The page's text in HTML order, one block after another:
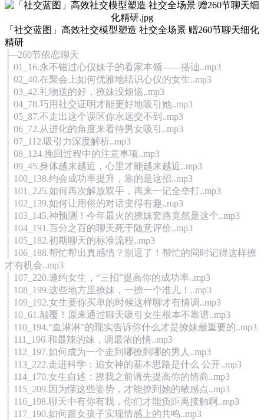
「社交蓝图」高效社交模型塑造 社交全场景 赠260节聊天细化
精研
├─260节依恋聊天
│ 01_16.永不错过心仪妹子的看家本领——搭讪..mp3
│ 02_40.在聚会上如何优雅地结识心仪的女生..mp3
│ 03_42.礼物送的好，撩妹没烦恼..mp3
│ 04_78.巧用社交证明才能更好地吸引她..mp3
│ 05_87.不走出这个误区你永远交不到..mp3
│ 06_72.从进化的角度来看待男女吸引..mp3
│ 07_112.吸引力深度解析..mp3
│ 08_124.挽回过程中的注意事项..mp3
│ 09_45.身体越来越近，心里才能越来越近..mp3
│ 100_138.约会成功率提升，靠的是这招..mp3
│ 101_225.如何再次解放双手，再来一记全垒打..mp3
│ 102_139.如何让用俗的对话变得有趣..mp3
│ 103_145.神预测！今年最火的撩妹套路竟然是这个..mp3
│ 104_191.百分之百的聊天死于随意评价..mp3
│ 105_182.初期聊天的标准流程..mp3
│ 106_188.帮忙帮出真感情？别逗了！帮忙的同时记得这样撩
才有机会..mp3
│ 107_220.邀约女生，“三招”提高你的成功率..mp3
│ 108_199.这些地方里撩妹，一撩一个准儿！..mp3
│ 109_192.女生要你买单的时候这样聊才有情调..mp3
│ 10_61.颠覆！原来通过聊天吸引女生根本不靠谱..mp3
│ 110_194.“血淋淋”的现实告诉你什么才是撩妹最重要的..mp3
│ 111_196.和最辣的妹，调最浓的情..mp3
│ 112_197.如何成为一个走到哪撩到哪的男人..mp3
│ 113_222.走进科学：追女神的基本思路是什么 公开..mp3
│ 114_170.女生自述：撩我之前请先提高你的情商..mp3
│ 115_209.因为懂这些姿势，才能撩到她的敏感点..mp3
│ 116_198.聊天中有你有我，你们才能负距离接触啊..mp3
│ 117_190.如何跟女孩子实现情感上的共鸣..mp3